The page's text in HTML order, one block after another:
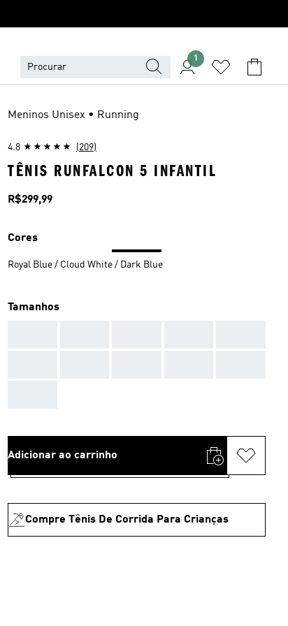
1
Meninos Unisex • Running
4.8 (209)
TÊNIS RUNFALCON 5 INFANTIL
Preço
R$299,99
Cores
Royal Blue / Cloud White / Dark Blue
Tamanhos
Adicionar ao carrinho
Compre Tênis De Corrida Para Crianças